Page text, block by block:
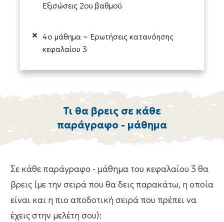
Εξισώσεις 2ου βαθμού
4ο μάθημα ~ Ερωτήσεις κατανόησης
κεφαλαίου 3
Τι θα βρεις σε κάθε
παράγραφο - μάθημα
Σε κάθε παράγραφο - μάθημα του κεφαλαίου 3 θα
βρεις (με την σειρά που θα δεις παρακάτω, η οποία
είναι και η πιο αποδοτική σειρά που πρέπει να
έχεις στην μελέτη σου):